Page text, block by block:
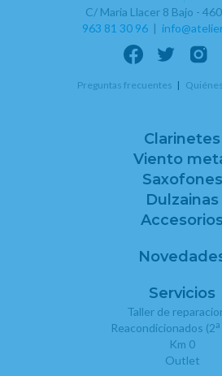
C/ Maria Llacer 8 Bajo -
963 81 30 96|
Preguntas frecuentes
Clarinetes
Viento
Saxofones
Dulzainas
Accesorios
Servicios
Taller de
Reacondicionados (2a
Km 0
Outlet